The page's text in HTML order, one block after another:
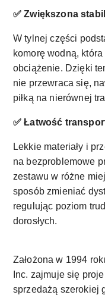
✅ Zwiększona
W tylnej części
komorę wodną,
obciążenie. Dzięki
nie przewraca się,
piłką na nierównej
✅ Łatwość
Lekkie materiały i
na bezproblemowe
zestawu w różne
sposób zmieniać
regulując poziom
dorosłych.
Założona w 1994
Inc. zajmuje się
sprzedażą szerokiej